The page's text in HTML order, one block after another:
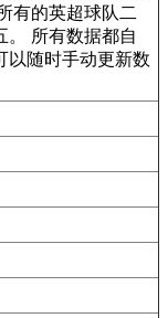
有的英超球队二
。 所有数据都自
以随时手动更新数